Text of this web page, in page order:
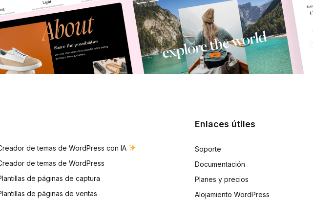
de temas de WordPress con IA
de temas de WordPress
de páginas de captura
de páginas de ventas
Enlaces útiles
Soporte
Documentación
Planes y precios
Alojamiento WordPress